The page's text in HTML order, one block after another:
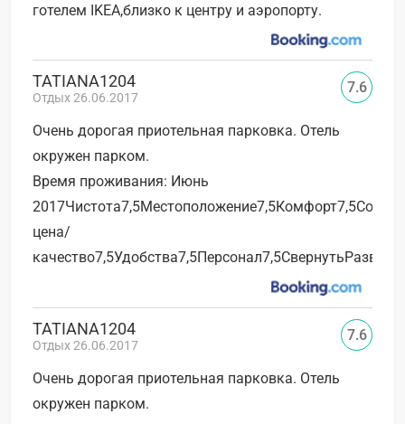
готелем IKEA,близко к центру и аэропорту.
TATIANA1204
Отдых 26.06.2017
Очень дорогая приотельная парковка. Отель
окружен парком.
Время проживания: Июнь
цена/
7.6
TATIANA1204
Отдых 26.06.2017
Очень дорогая приотельная парковка. Отель
окружен парком.
7.6